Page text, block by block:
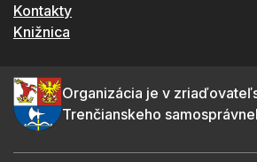
Kontakty
Knižnica
Organizácia je v
Trenčianskeho